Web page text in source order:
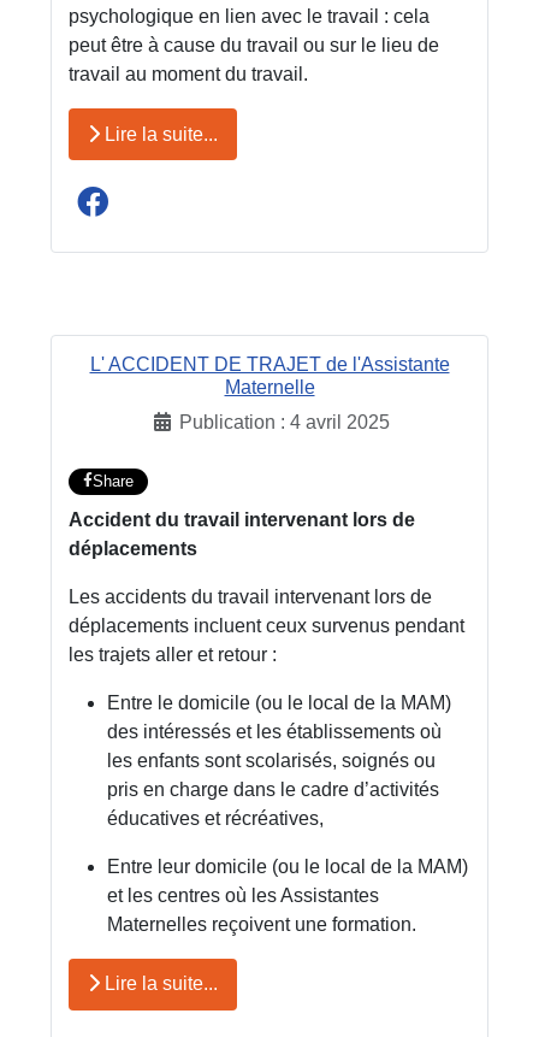
psychologique en lien avec le travail : cela
peut être à cause du travail ou sur le lieu de
travail au moment du travail.
Lire la suite...
L' ACCIDENT DE TRAJET de l'Assistante
Maternelle
Publication : 4 avril 2025
Share
Accident du travail intervenant lors de
déplacements
Les accidents du travail intervenant lors de
déplacements incluent ceux survenus pendant
les trajets aller et retour :
Entre le domicile (ou le local de la MAM)
des intéressés et les établissements où
les enfants sont scolarisés, soignés ou
pris en charge dans le cadre d’activités
éducatives et récréatives,
Entre leur domicile (ou le local de la MAM)
et les centres où les Assistantes
Maternelles reçoivent une formation.
Lire la suite...